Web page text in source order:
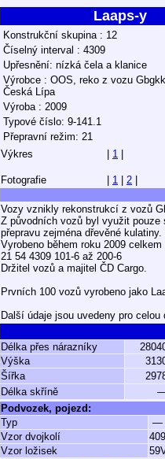
Laaps-y
Konstrukční skupina : 12
Číselný interval : 4309
Upřesnění: nízká čela a klanice
Výrobce : OOS, reko z vozu
Česká Lípa
Výroba : 2009
Typové číslo: 9-141.1
Přepravní režim: 21
Výkres
1
Fotografie
1 2
Vozy vznikly rekonstrukcí z vozů
Z původních vozů byl využit
přepravu zejména dřevěné
Vyrobeno během roku 2009 celkem
21 54 4309 101-6 až 200-6
Držitel vozů a majitel ČD Cargo.
Prvních 100 vozů vyrobeno jako
Další údaje jsou uvedeny pro celou
Délka přes nárazníky
Výška
Šířka
Délka skříně
Podvozek, pojezd:
Typ
—
Vzor dvojkolí
409
Vzor ložisek